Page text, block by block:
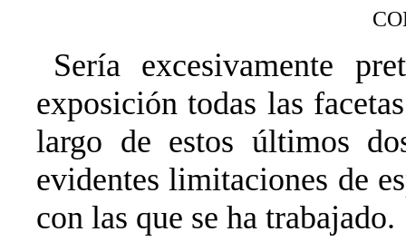
Sería excesivamente
exposición todas las
largo de estos últimos
evidentes limitaciones de
con las que se ha trabajado.